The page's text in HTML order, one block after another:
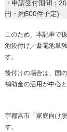
・申請受付期間：
円・約500件予定)
このため、本記事で
池後付け／蓄電池単
す。
後付けの場合は、国
補助金の活用が中心と
宇都宮市「家庭向け
す。